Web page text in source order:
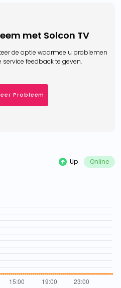
met Solcon TV
de optie waarmee u problemen
feedback te geven.
Probleem
Up Online